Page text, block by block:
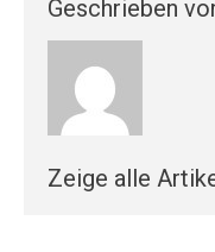
Geschrieben
Zeige alle